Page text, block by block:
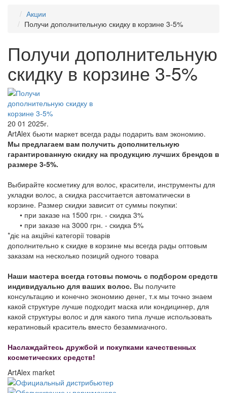
Акции
Получи дополнительную скидку в корзине 3-5%
Получи дополнительную
скидку в корзине 3-5%
20 01 2025г.
ArtAlex бьюти маркет всегда рады подарить вам экономию.
Мы предлагаем вам получить дополнительную
гарантированную скидку на продукцию лучших брендов в
размере 3-5%.
Выбирайте косметику для волос, красители, инструменты для
укладки волос, а скидка рассчитается автоматически в
корзине. Размер скидки зависит от суммы покупки:
• при заказе на 1500 грн. - скидка 3%
• при заказе на 3000 грн. - скидка 5%
*діє на акційні категорії товарів
дополнительно к скидке в корзине мы всегда рады оптовым
заказам на несколько позиций одного товара
Наши мастера всегда готовы помочь с подбором средств
индивидуально для ваших волос. Вы получите
консультацию и конечно экономию денег, т.к мы точно знаем
какой структуре лучше подходит маска или кондицинер, для
какой структуры волос и для какого типа лучше использовать
кератиновый краситель вместо безаммиачного.
Наслаждайтесь дружбой и покупками качественных
косметических средств!
ArtAlex market